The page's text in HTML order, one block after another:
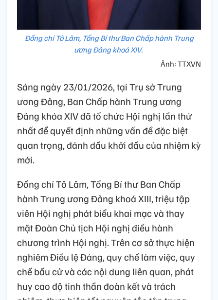
Đồng chí Tô Lâm, Tổng Bí thư Ban Chấp hành Trung
ương Đảng khoá XIV.
Ảnh: TTXVN
Sáng ngày 23/01/2026, tại Trụ sở Trung
ương Đảng, Ban Chấp hành Trung ương
Đảng khóa XIV đã tổ chức Hội nghị lần thứ
nhất để quyết định những vấn đề đặc biệt
quan trọng, đánh dấu khởi đầu của nhiệm kỳ
mới.
Đồng chí Tô Lâm, Tổng Bí thư Ban Chấp
hành Trung ương Đảng khoá XIII, triệu tập
viên Hội nghị phát biểu khai mạc và thay
mặt Đoàn Chủ tịch Hội nghị điều hành
chương trình Hội nghị. Trên cơ sở thực hiện
nghiêm Điều lệ Đảng, quy chế làm việc, quy
chế bầu cử và các nội dung liên quan, phát
huy cao độ tinh thần đoàn kết và trách